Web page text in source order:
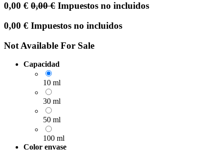
0,00 € 0,00€ Impuestos no incluidos
0,00 € Impuestos no incluidos
Not Available For Sale
Capacidad
10 ml
30 ml
50 ml
100 ml
Color envase